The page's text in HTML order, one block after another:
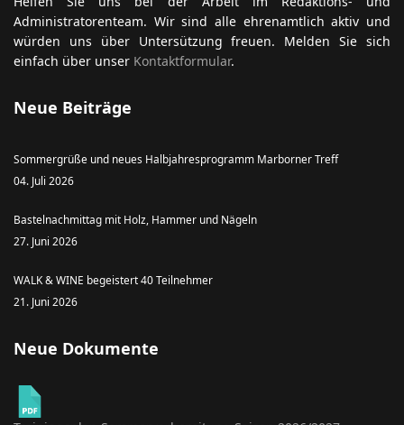
Administratorenteam. Wir sind alle ehrenamtlich aktiv und
würden uns über Untersützung freuen. Melden Sie sich
einfach über unser Kontaktformular.
Neue Beiträge
Sommergrüße und neues Halbjahresprogramm Marborner Treff
04. Juli 2026
Bastelnachmittag mit Holz, Hammer und Nägeln
27. Juni 2026
WALK & WINE begeistert 40 Teilnehmer
21. Juni 2026
Neue Dokumente
anzeigen